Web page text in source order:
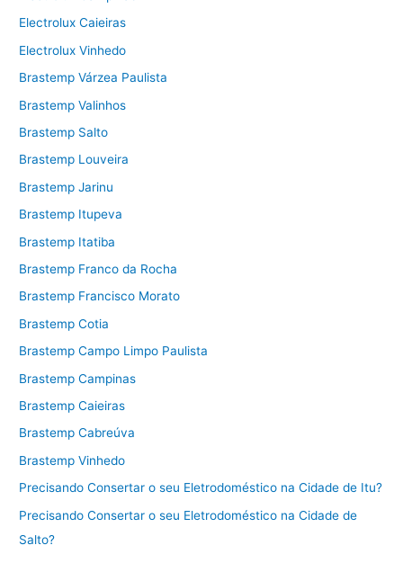
Electrolux Caieiras
Electrolux Vinhedo
Brastemp Várzea Paulista
Brastemp Valinhos
Brastemp Salto
Brastemp Louveira
Brastemp Jarinu
Brastemp Itupeva
Brastemp Itatiba
Brastemp Franco da Rocha
Brastemp Francisco Morato
Brastemp Cotia
Brastemp Campo Limpo Paulista
Brastemp Campinas
Brastemp Caieiras
Brastemp Cabreúva
Brastemp Vinhedo
Precisando Consertar o seu Eletrodoméstico na Cidade de Itu?
Precisando Consertar o seu Eletrodoméstico na Cidade de
Salto?